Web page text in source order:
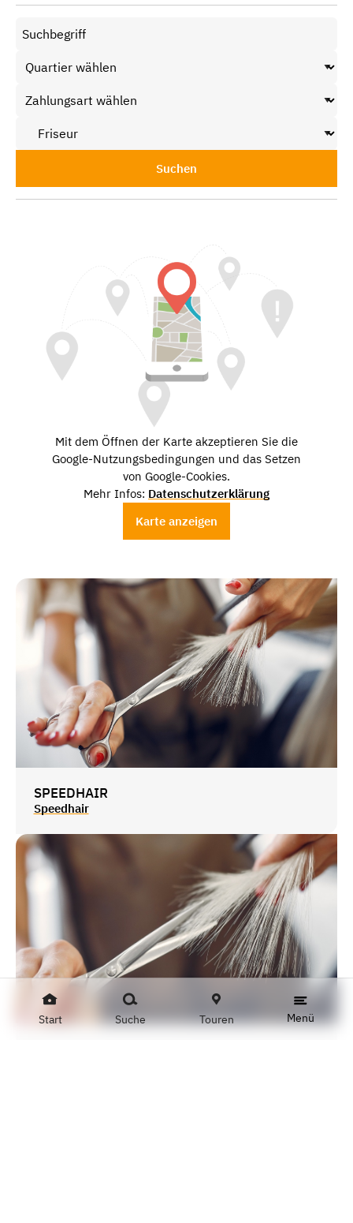
Suchen
Mit dem Öffnen der Karte akzeptieren Sie die
Google-Nutzungsbedingungen und das Setzen
von Google-Cookies.
Mehr Infos: Datenschutzerklärung
Karte anzeigen
SPEEDHAIR
Speedhair
Start Suche Touren Menü